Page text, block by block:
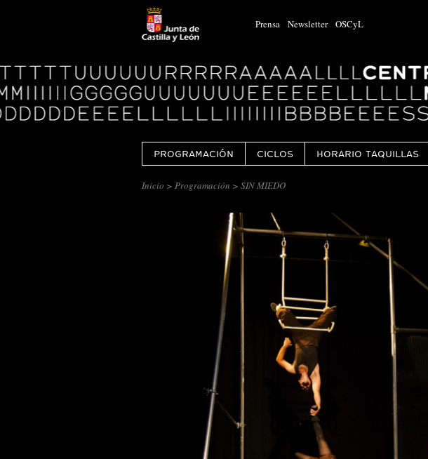
Prensa Newsletter OSCyL
Logo
Centro
Cultural
Miguel
Delibes
PROGRAMACIÓN CICLOS HORARIO TAQUILLAS
Inicio > Programación > SIN MIEDO